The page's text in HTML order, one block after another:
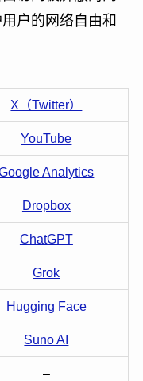
户的网络自由和
X（Twitter）
YouTube
Analytics
Dropbox
ChatGPT
Grok
Hugging Face
Suno AI
–